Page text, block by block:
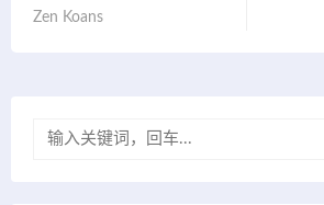
Zen Koans